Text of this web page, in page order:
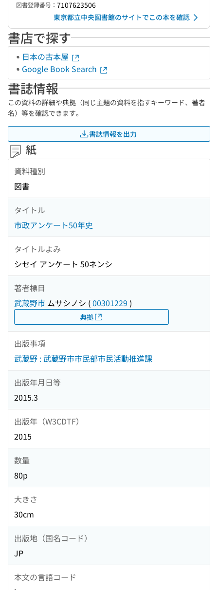
図書登録番号： 7107623506
東京都立中央図書館のサイトでこの本を確認
書店で探す
日本の古本屋
Google Book Search
書誌情報
この資料の詳細や典拠（同じ主題の資料を指すキーワード、著者
名）等を確認できます。
書誌情報を出力
紙
資料種別
図書
タイトル
市政アンケート50年史
タイトルよみ
シセイ アンケート 50ネンシ
著者標目
武蔵野市 ムサシノシ (00301229 )
典拠
出版事項
武蔵野 : 武蔵野市市民部市民活動推進課
出版年月日等
2015.3
出版年（W3CDTF）
2015
数量
80p
大きさ
30cm
出版地（国名コード）
JP
本文の言語コード